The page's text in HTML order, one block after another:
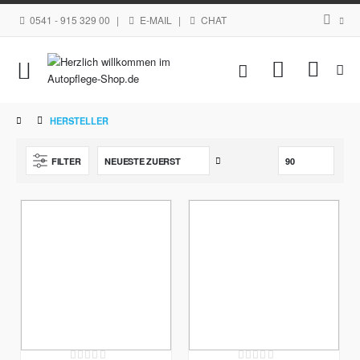
0541 - 915 329 00 | E-MAIL | CHAT
Navigation
umschalten
Mein
HERSTELLER
FILTER